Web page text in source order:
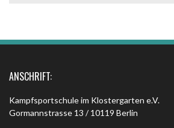
ANSCHRIFT:
Kampfsportschule im Klostergarten e.V.
Gormannstrasse 13 / 10119 Berlin